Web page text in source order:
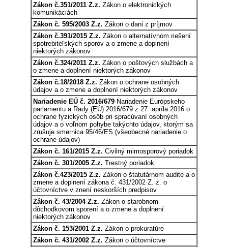
Zákon č.351/2011 Z.z. Zákon o elektronických
komunikáciách
Zákon č. 595/2003 Z.z. Zákon o dani z príjmov
Zákon č.391/2015 Z.z. Zákon o alternatívnom riešení
spotrebiteľských sporov a o zmene a doplnení
niektorých zákonov
Zákon č.324/2011 Z.z. Zákon o poštových službách a
o zmene a doplnení niektorých zákonov
Zákon č.18/2018 Z.z. Zákon o ochrane osobných
údajov a o zmene a doplnení niektorých zákonov
Nariadenie EÚ č. 2016/679 Nariadenie Európskeho
parlamentu a Rady (EÚ) 2016/679 z 27. apríla 2016 o
ochrane fyzických osôb pri spracúvaní osobných
údajov a o voľnom pohybe takýchto údajov, ktorým sa
zrušuje smernica 95/46/ES (všeobecné nariadenie o
ochrane údajov)
Zákon č. 161/2015 Z.z. Civilný mimosporový poriadok
Zákon č. 301/2005 Z.z. Trestný poriadok
Zákon č.423/2015 Z.z. Zákon o štatutárnom audite a o
zmene a doplnení zákona č. 431/2002 Z. z. o
účtovníctve v znení neskorších predpisov
Zákon č. 43/2004 Z.z. Zákon o starobnom
dôchodkovom sporení a o zmene a doplnení
niektorých zákonov
Zákon č. 153/2001 Z.z. Zákon o prokuratúre
Zákon č. 431/2002 Z.z. Zákon o účtovníctve